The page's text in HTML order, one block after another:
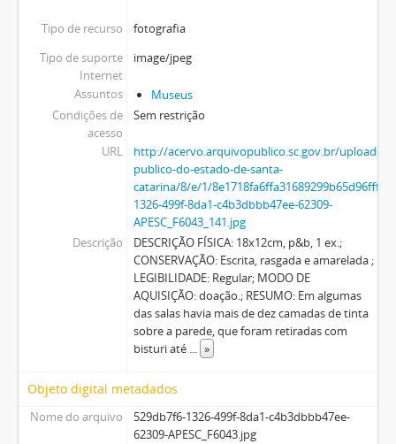
Tipo de recurso
fotografia
Tipo de suporte
Internet
image/jpeg
Assuntos
Museus
Condições de
acesso
Sem restrição
URL
http://acervo.arquivopublico.sc.gov.br/uploads/
publico-do-estado-de-santa-
catarina/8/e/1/
1326-499f-8da1-c4b3dbbb47ee-62309-
APESC_F6043_141.jpg
Descrição
DESCRIÇÃO FÍSICA: 18x12cm, p&b, 1 ex.;
CONSERVAÇÃO: Escrita, rasgada e amarelada ;
LEGIBILIDADE: Regular; MODO DE
AQUISIÇÃO: doação.; RESUMO: Em algumas
das salas havia mais de dez camadas de tinta
sobre a parede, que foram retiradas com
bisturi até ... »
Objeto digital metadados
Nome do arquivo
529db7f6-1326-499f-8da1-c4b3dbbb47ee-
62309-APESC_F6043.jpg